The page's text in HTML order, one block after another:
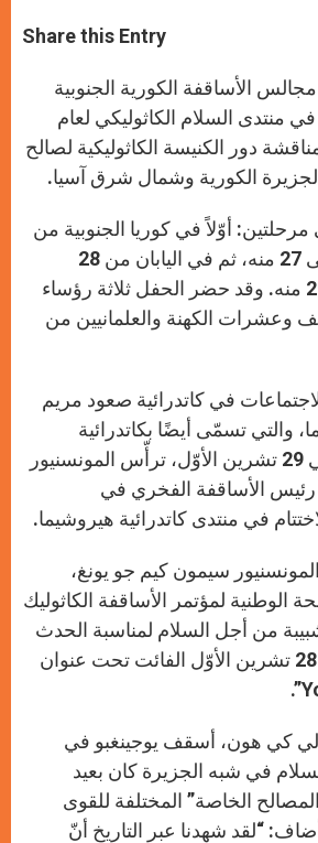
t
s
p
p
s
e
g
e
r
e
b
k
Share this Entry
الأساقفة الكورية الجنوبية
في منتدى السلام الكاثوليكي لعام
مناقشة دور الكنيسة الكاثوليكية لصالح
الكورية وشمال شرق آسيا.
أوّلاً في كوريا الجنوبية من
25 تشرين الأوّل حتى 27 منه، ثم في اليابان من 28
تشرين الأوّل حتى 29 منه. وقد حضر الحفل ثلاثة رؤساء
وعشرات الكهنة والعلمانيين من
في كاتدرائية صعود مريم
والتي تسمّى أيضًا بكاتدرائية
السلام العالمي. وفي 29 تشرين الأوّل، ترأّس المونسنيور
الأساقفة الفخري في
في منتدى كاتدرائية هيروشيما.
سيمون كيم جو يونغ،
الوطنية لمؤتمر الأساقفة الكاثوليك
من أجل السلام لمناسبة الحدث
الذي تمّ تنظيمه في 28 تشرين الأوّل الفائت تحت عنوان
لي كي هون، أسقف يوجينغبو في
في شبه الجزيرة كان بعيد
الخاصة” المختلفة للقوى
“لقد شهدنا عبر التاريخ أنّ